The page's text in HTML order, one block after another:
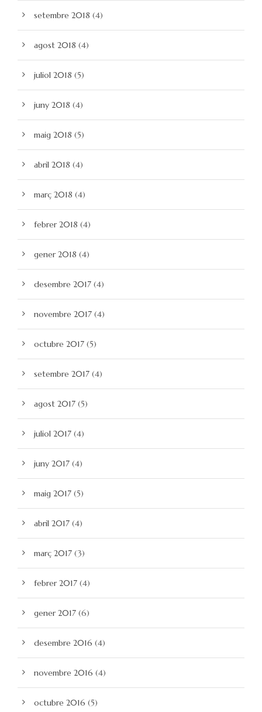
setembre 2018 (4)
agost 2018 (4)
juliol 2018 (5)
juny 2018 (4)
maig 2018 (5)
abril 2018 (4)
març 2018 (4)
febrer 2018 (4)
gener 2018 (4)
desembre 2017 (4)
novembre 2017 (4)
octubre 2017 (5)
setembre 2017 (4)
agost 2017 (5)
juliol 2017 (4)
juny 2017 (4)
maig 2017 (5)
abril 2017 (4)
març 2017 (3)
febrer 2017 (4)
gener 2017 (6)
desembre 2016 (4)
novembre 2016 (4)
octubre 2016 (5)